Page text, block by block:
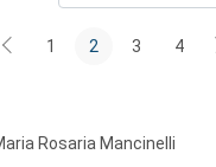
1 2 3 4
Rosaria Mancinelli